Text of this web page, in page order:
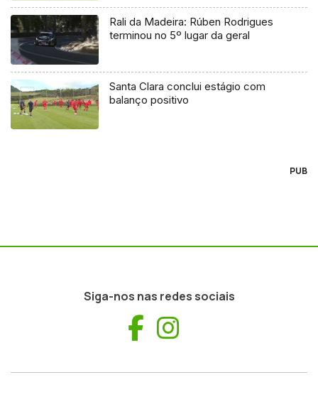
Rali da Madeira: Rúben Rodrigues
terminou no 5º lugar da geral
Santa Clara conclui estágio com
balanço positivo
PUB
Siga-nos nas redes sociais
Facebook